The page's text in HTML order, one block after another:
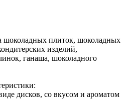
шоколадных плиток, шоколадных
изделий,
ганаша, шоколадного
дисков, со вкусом и ароматом